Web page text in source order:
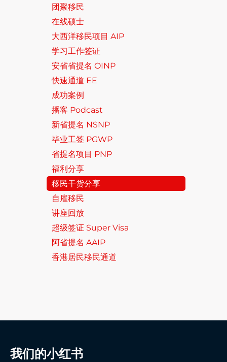
团聚移民
在线硕士
大西洋移民项目 AIP
学习工作签证
安省省提名 OINP
快速通道 EE
成功案例
播客 Podcast
新省提名 NSNP
毕业工签 PGWP
省提名项目 PNP
福利分享
移民干货分享
自雇移民
讲座回放
超级签证 Super Visa
阿省提名 AAIP
香港居民移民通道
我们的小红书